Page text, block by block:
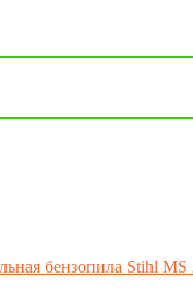
бензопила Stihl